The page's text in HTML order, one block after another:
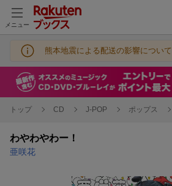
メニュー
熊本地震による配送の影響について
トップ CD J-POP ポップス
わやわやわー！
亜咲花